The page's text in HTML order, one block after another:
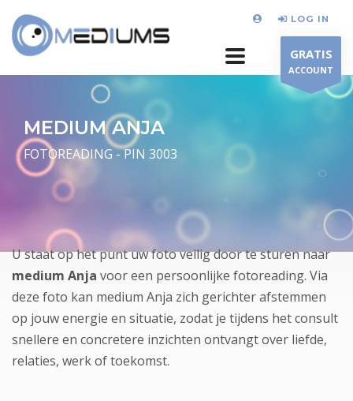
LOG IN
GRATIS
ACCOUNT
MEDIUM ANJA
FOTOREADING - PIN 3003
U staat op het punt uw foto veilig door te sturen naar
medium Anja voor een persoonlijke fotoreading. Via
deze foto kan medium Anja zich gerichter afstemmen
op jouw energie en situatie, zodat je tijdens het consult
snellere en concretere inzichten ontvangt over liefde,
relaties, werk of toekomst.